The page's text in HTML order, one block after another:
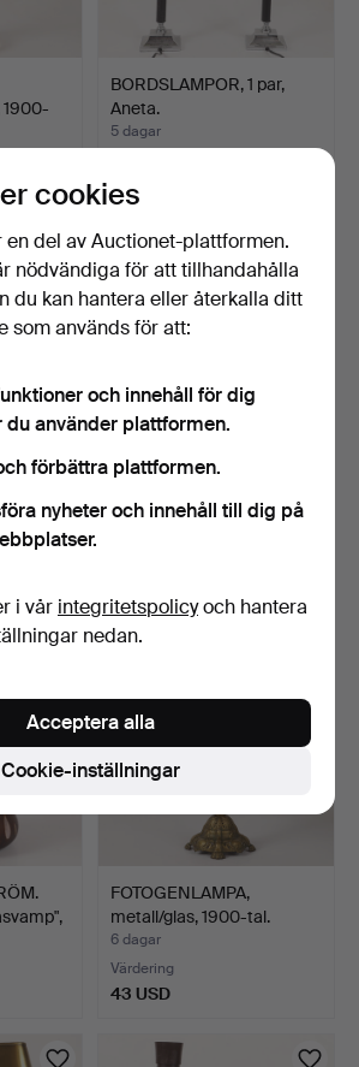
1900-
BORDSLAMPOR, 1 par,
Aneta.
5 dagar
43 USD
Anna-Lisa Thomson, Up…
FOTOGENLAMPA,
metall/glas, 1900-tal.
6 dagar
Värdering
43 USD
cookies
en del av Auctionet-plattformen.
nödvändiga för att tillhandahålla
du kan hantera eller återkalla ditt
som används för att:
och innehåll för dig
du använder plattformen.
förbättra plattformen.
nyheter och innehåll till dig på
i vår integritetspolicyoch hantera
nedan.
Cookie-inställningar
Acceptera alla